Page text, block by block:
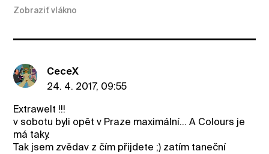
Zobraziť vlákno
CeceX
24. 4. 2017, 09:55
Extrawelt !!!
v sobotu byli opět v Praze maximální... A Colours je
má taky.
Tak jsem zvědav z čím přijdete ;) zatím taneční